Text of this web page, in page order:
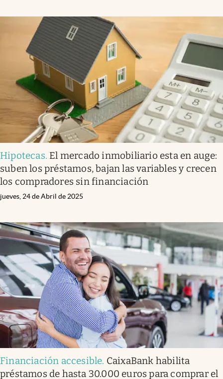
Hipotecas. El mercado inmobiliario esta en auge:
suben los préstamos, bajan las variables y crecen
los compradores sin financiación
jueves, 24 de Abril de 2025
Financiación accesible. CaixaBank habilita
préstamos de hasta 30.000 euros para comprar el